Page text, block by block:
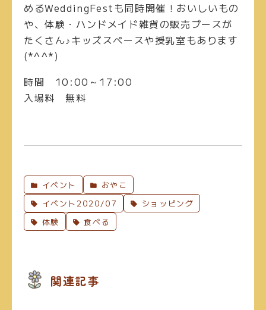
めるWeddingFestも同時開催！おいしいもの
や、体験・ハンドメイド雑貨の販売ブースが
たくさん♪キッズスペースや授乳室もあります
(*^^*)
時間 10:00～17:00
入場料 無料
イベント
おやこ
イベント2020/07
ショッピング
体験
食べる
関連記事